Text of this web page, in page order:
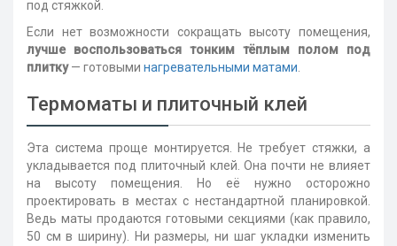
под стяжкой.
Если нет возможности сокращать высоту помещения,
лучше воспользоваться тонким тёплым полом под
плитку— готовыми нагревательными матами.
Термоматы и плиточный клей
Эта система проще монтируется. Не требует стяжки, а
укладывается под плиточный клей. Она почти не влияет
на высоту помещения. Но её нужно осторожно
проектировать в местах с нестандартной планировкой.
Ведь маты продаются готовыми секциями (как правило,
50 см в ширину). Ни размеры, ни шаг укладки изменить